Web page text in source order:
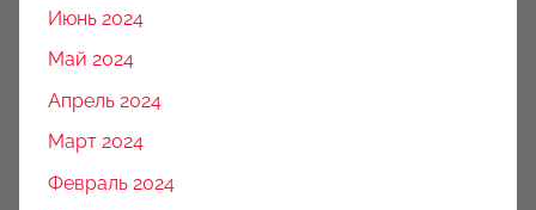
Июнь 2024
Май 2024
Апрель 2024
Март 2024
Февраль 2024